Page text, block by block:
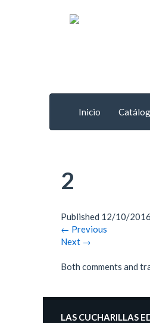
Inicio
2
Published 12/10/2016
← Previous
Next →
Both comments and
LAS CUCHARILLAS